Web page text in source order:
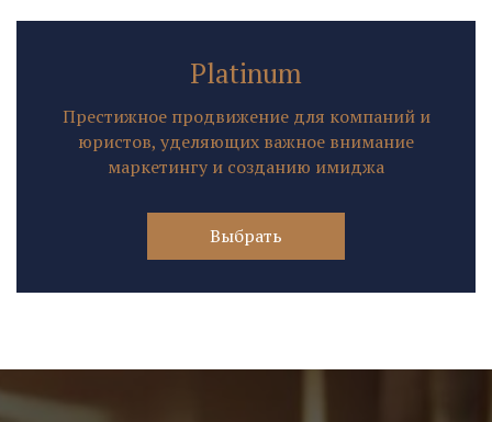
Platinum
Престижное продвижение для компаний и
юристов, уделяющих важное внимание
маркетингу и созданию имиджа
Выбрать